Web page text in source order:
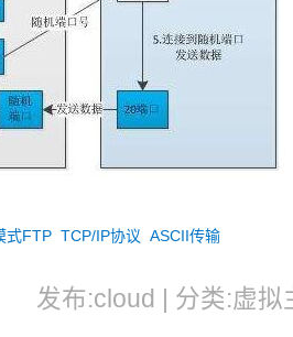
式FTP TCP/IP协议 ASCII传输
发布:cloud | 分类:虚